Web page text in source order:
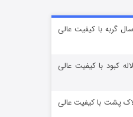
قاتلان فصل ۲
سال گربه با کیفیت عالی
کبود با کیفیت عالی
لاک پشت با کیفیت عالی